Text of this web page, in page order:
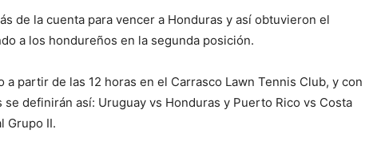
de la cuenta para vencer a Honduras y así obtuvieron el
a los hondureños en la segunda posición.
partir de las 12 horas en el Carrasco Lawn Tennis Club, y con
definirán así: Uruguay vs Honduras y Puerto Rico vs Costa
Grupo II.